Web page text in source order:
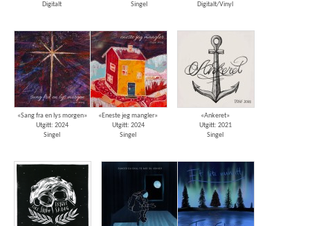
Digitalt
Singel
Digitalt/Vinyl
«Sang fra en lys morgen»
Utgitt: 2024
Singel
«Eneste jeg mangler»
Utgitt: 2024
Singel
«Ankeret»
Utgitt: 2021
Singel